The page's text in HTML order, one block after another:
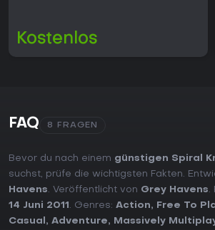
Kostenlos
FAQ 8 FRAGEN
Bevor du nach einem günstigen Spiral
suchst, prüfe die wichtigsten Fakten.
Havens. Veröffentlicht von Grey Havens.
14 Juni 2011 . Genres: Action, Free To
Casual , Adventure, Massively